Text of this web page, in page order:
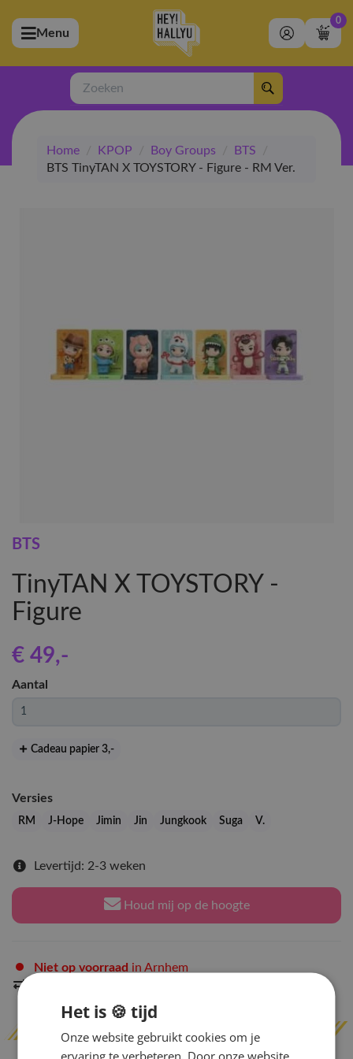
(Artiesten)
(Merchandise)
(Exclusive)
(Winkel)
Menu
0
Zoeken
Home / KPOP / Boy Groups / BTS
/
BTS TinyTAN X TOYSTORY - Figure - RM Ver.
BTS
TinyTAN X TOYSTORY -
Figure
€ 49,-
Aantal
Cadeau papier 3,-
Versies
RM J-Hope Jimin Jin Jungkook Suga V.
Levertijd: 2-3 weken
Houd mij op de hoogte
Niet op voorraad in Arnhem
Het is 🍪 tijd
Onze website gebruikt cookies om je
ervaring te verbeteren. Door onze website